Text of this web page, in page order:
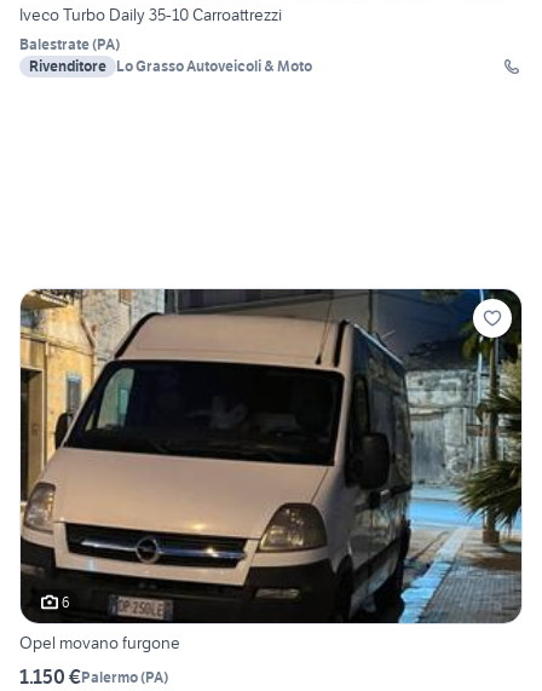
Iveco Turbo Daily 35-10 Carroattrezzi
Balestrate(PA)
Rivenditore Lo Grasso Autoveicoli & Moto
6
Opel movano furgone
1.150 €Palermo(PA)